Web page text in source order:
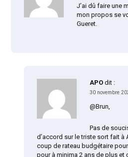
J’ai dû faire une
mon propos se
Gueret.
APO dit :
30 novembre
@Brun,
Pas de
d’accord sur le triste sort fait à
coup de rateau budgétaire pour
pour à minima 2 ans de plus et